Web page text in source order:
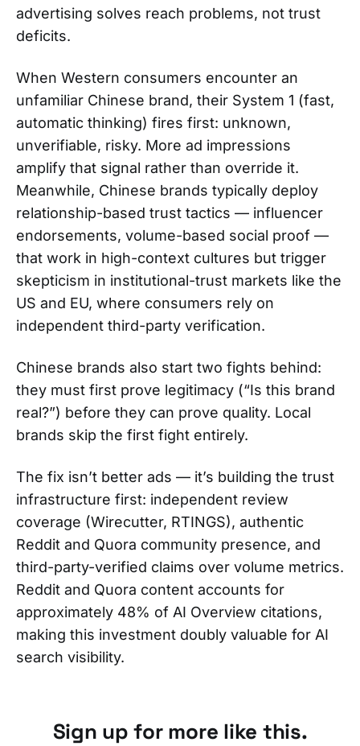
advertising solves reach problems, not trust
deficits.
When Western consumers encounter an
unfamiliar Chinese brand, their System 1 (fast,
automatic thinking) fires first: unknown,
unverifiable, risky. More ad impressions
amplify that signal rather than override it.
Meanwhile, Chinese brands typically deploy
relationship-based trust tactics — influencer
endorsements, volume-based social proof —
that work in high-context cultures but trigger
skepticism in institutional-trust markets like the
US and EU, where consumers rely on
independent third-party verification.
Chinese brands also start two fights behind:
they must first prove legitimacy (“Is this brand
real?”) before they can prove quality. Local
brands skip the first fight entirely.
The fix isn’t better ads — it’s building the trust
infrastructure first: independent review
coverage (Wirecutter, RTINGS), authentic
Reddit and Quora community presence, and
third-party-verified claims over volume metrics.
Reddit and Quora content accounts for
approximately 48% of AI Overview citations,
making this investment doubly valuable for AI
search visibility.
Sign up for more like this.